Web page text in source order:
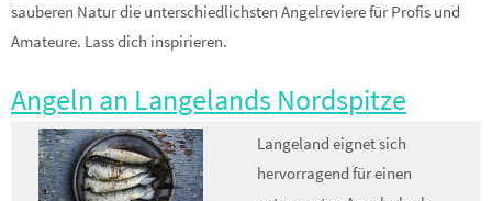
sauberen Natur die unterschiedlichsten Angelreviere für Profis und
Amateure. Lass dich inspirieren.
Angeln an Langelands Nordspitze
Langeland eignet sich
hervorragend für einen